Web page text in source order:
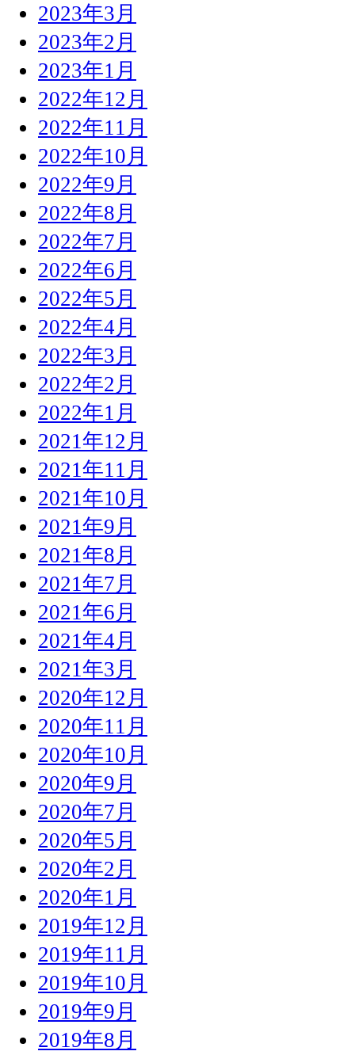
2023年3月
2023年2月
2023年1月
2022年12月
2022年11月
2022年10月
2022年9月
2022年8月
2022年7月
2022年6月
2022年5月
2022年4月
2022年3月
2022年2月
2022年1月
2021年12月
2021年11月
2021年10月
2021年9月
2021年8月
2021年7月
2021年6月
2021年4月
2021年3月
2020年12月
2020年11月
2020年10月
2020年9月
2020年7月
2020年5月
2020年2月
2020年1月
2019年12月
2019年11月
2019年10月
2019年9月
2019年8月